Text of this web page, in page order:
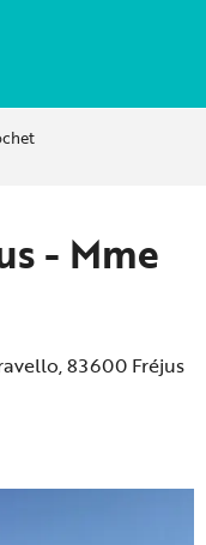
- Mme
83600 Fréjus